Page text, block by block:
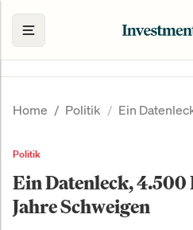
Home Politik Ein
Politik
Ein Datenleck, 4.500
Jahre Schweigen